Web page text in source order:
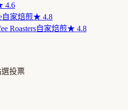
4.6
自家焙煎★ 4.8
Roasters自家焙煎★ 4.8
投票